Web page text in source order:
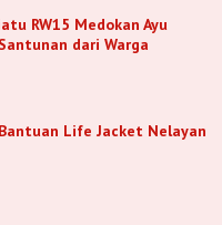
RW15 Medokan Ayu
dari Warga
Life Jacket Nelayan